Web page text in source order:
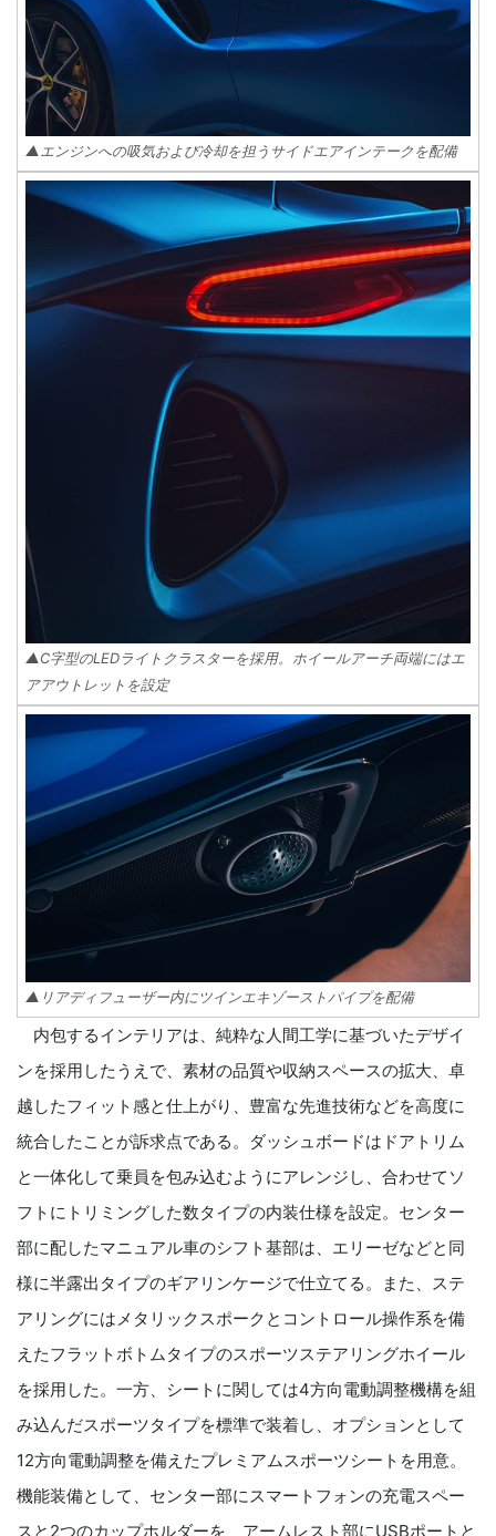
▲エンジンへの吸気および冷却を担うサイドエアインテークを配備
▲C字型のLEDライトクラスターを採用。ホイールアーチ両端にはエ
アアウトレットを設定
▲リアディフューザー内にツインエキゾーストパイプを配備
内包するインテリアは、純粋な人間工学に基づいたデザイ
ンを採用したうえで、素材の品質や収納スペースの拡大、卓
越したフィット感と仕上がり、豊富な先進技術などを高度に
統合したことが訴求点である。ダッシュボードはドアトリム
と一体化して乗員を包み込むようにアレンジし、合わせてソ
フトにトリミングした数タイプの内装仕様を設定。センター
部に配したマニュアル車のシフト基部は、エリーゼなどと同
様に半露出タイプのギアリンケージで仕立てる。また、ステ
アリングにはメタリックスポークとコントロール操作系を備
えたフラットボトムタイプのスポーツステアリングホイール
を採用した。一方、シートに関しては4方向電動調整機構を組
み込んだスポーツタイプを標準で装着し、オプションとして
12方向電動調整を備えたプレミアムスポーツシートを用意。
機能装備として、センター部にスマートフォンの充電スペー
スと2つのカップホルダーを、アームレスト部にUSBポートと